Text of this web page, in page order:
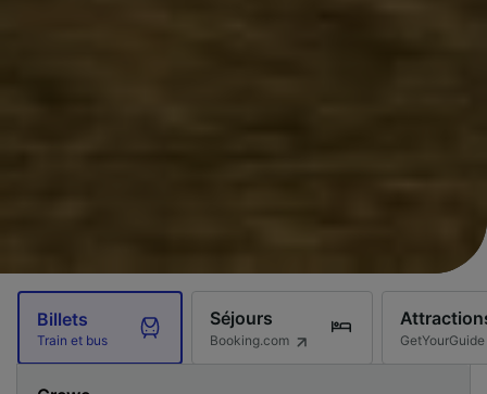
Billets
Train et bus
Séjours
Booking.com GetYourGuide